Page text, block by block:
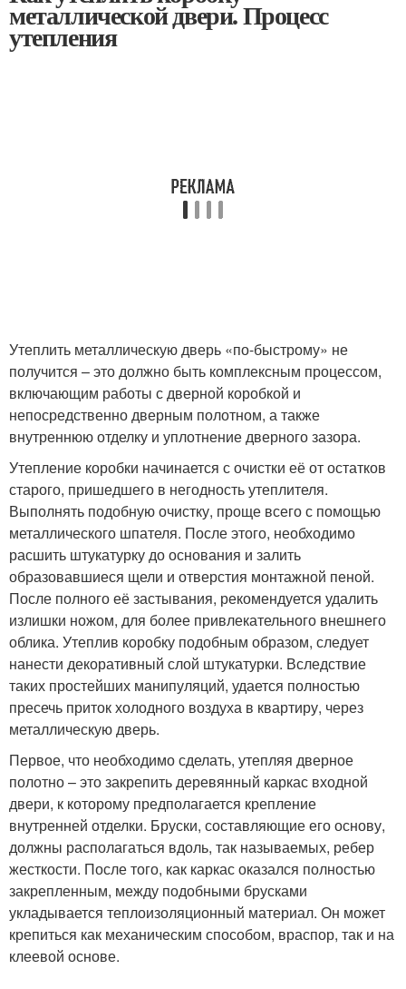
металлической двери. Процесс
утепления
Утеплить металлическую дверь «по-быстрому» не
получится – это должно быть комплексным процессом,
включающим работы с дверной коробкой и
непосредственно дверным полотном, а также
внутреннюю отделку и уплотнение дверного зазора.
Утепление коробки начинается с очистки её от остатков
старого, пришедшего в негодность утеплителя.
Выполнять подобную очистку, проще всего с помощью
металлического шпателя. После этого, необходимо
расшить штукатурку до основания и залить
образовавшиеся щели и отверстия монтажной пеной.
После полного её застывания, рекомендуется удалить
излишки ножом, для более привлекательного внешнего
облика. Утеплив коробку подобным образом, следует
нанести декоративный слой штукатурки. Вследствие
таких простейших манипуляций, удается полностью
пресечь приток холодного воздуха в квартиру, через
металлическую дверь.
Первое, что необходимо сделать, утепляя дверное
полотно – это закрепить деревянный каркас входной
двери, к которому предполагается крепление
внутренней отделки. Бруски, составляющие его основу,
должны располагаться вдоль, так называемых, ребер
жесткости. После того, как каркас оказался полностью
закрепленным, между подобными брусками
укладывается теплоизоляционный материал. Он может
крепиться как механическим способом, враспор, так и на
клеевой основе.